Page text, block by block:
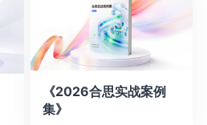
《2026合思实战案例
集》